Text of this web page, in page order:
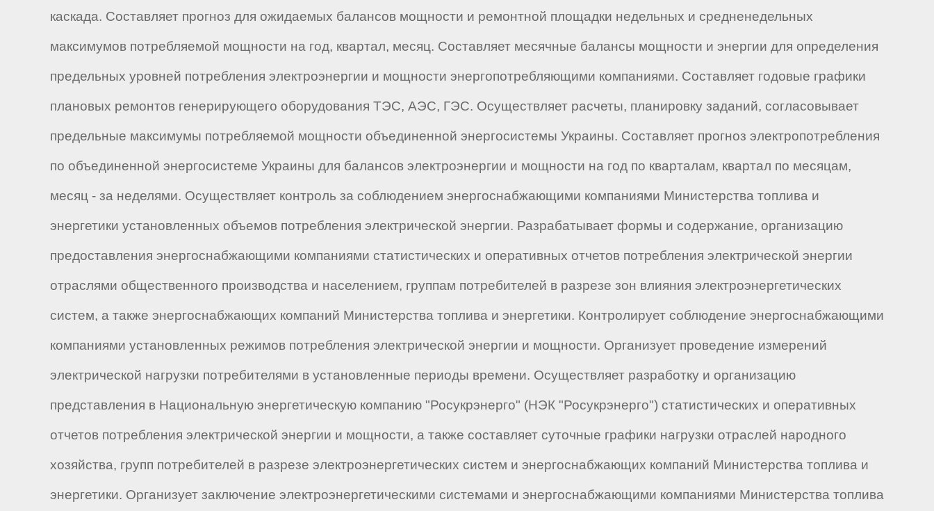
каскада. Составляет прогноз для ожидаемых балансов мощности и ремонтной площадки недельных и средненедельных
максимумов потребляемой мощности на год, квартал, месяц. Составляет месячные балансы мощности и энергии для определения
предельных уровней потребления электроэнергии и мощности энергопотребляющими компаниями. Составляет годовые графики
плановых ремонтов генерирующего оборудования ТЭС, АЭС, ГЭС. Осуществляет расчеты, планировку заданий, согласовывает
предельные максимумы потребляемой мощности объединенной энергосистемы Украины. Составляет прогноз электропотребления
по объединенной энергосистеме Украины для балансов электроэнергии и мощности на год по кварталам, квартал по месяцам,
месяц - за неделями. Осуществляет контроль за соблюдением энергоснабжающими компаниями Министерства топлива и
энергетики установленных объемов потребления электрической энергии. Разрабатывает формы и содержание, организацию
предоставления энергоснабжающими компаниями статистических и оперативных отчетов потребления электрической энергии
отраслями общественного производства и населением, группам потребителей в разрезе зон влияния электроэнергетических
систем, а также энергоснабжающих компаний Министерства топлива и энергетики. Контролирует соблюдение энергоснабжающими
компаниями установленных режимов потребления электрической энергии и мощности. Организует проведение измерений
электрической нагрузки потребителями в установленные периоды времени. Осуществляет разработку и организацию
представления в Национальную энергетическую компанию "Росукрэнерго" (НЭК "Росукрэнерго") статистических и оперативных
отчетов потребления электрической энергии и мощности, а также составляет суточные графики нагрузки отраслей народного
хозяйства, групп потребителей в разрезе электроэнергетических систем и энергоснабжающих компаний Министерства топлива и
энергетики. Организует заключение электроэнергетическими системами и энергоснабжающими компаниями Министерства топлива